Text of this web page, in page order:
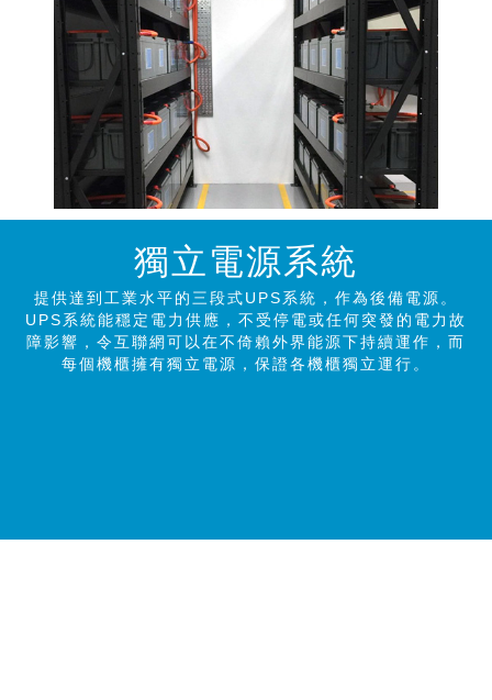
獨立電源系統
提供達到工業水平的三段式UPS系統，作為後備電源。
UPS系統能穩定電力供應，不受停電或任何突發的電力故
障影響，令互聯網可以在不倚賴外界能源下持續運作，而
每個機櫃擁有獨立電源，保證各機櫃獨立運行。